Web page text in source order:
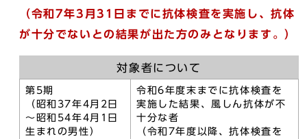
（令和7年3月31日までに抗体検査を実施し、抗体
が十分でないとの結果が出た方のみとなります。）
対象者について
第5期
（昭和37年4月2日
～昭和54年4月1日
生まれの男性）
令和6年度末までに抗体検査を
実施した結果、風しん抗体が不
十分な者
（令和7年度以降、抗体検査を